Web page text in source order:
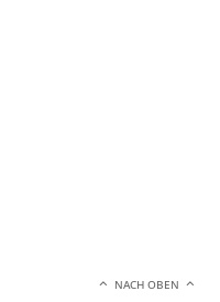
NACH OBEN